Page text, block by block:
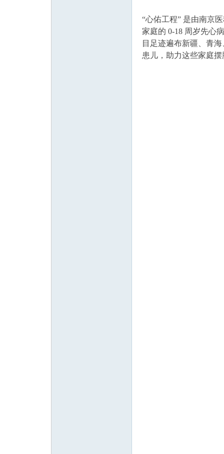
“心佑工程” 是由南京
家庭的 0-18 周岁先心
目足迹遍布新疆、青
患儿，助力这些家庭